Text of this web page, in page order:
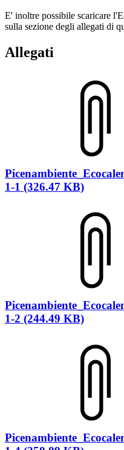
E' inoltre possibile scaricare
sulla sezione degli allegati di
Allegati
1-1 (326.47 KB)
1-2 (244.49 KB)